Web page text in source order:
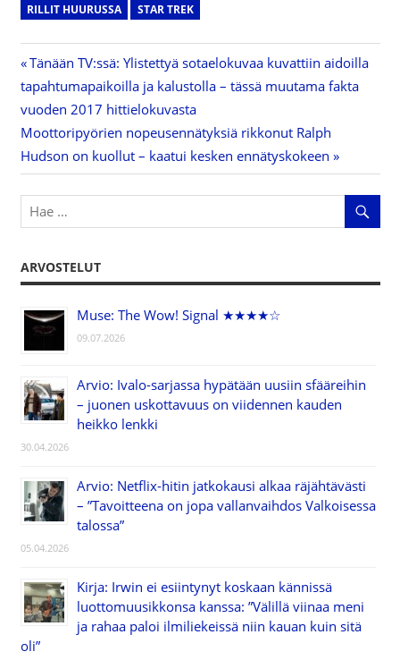
RILLIT HUURUSSA STAR TREK
Artikkelien
selaus
Previous
Post:
Tänään TV:ssä: Ylistettyä sotaelokuvaa kuvattiin aidoilla
tapahtumapaikoilla ja kalustolla – tässä muutama fakta
vuoden 2017 hittielokuvasta
Next
Post:
Moottoripyörien nopeusennätyksiä rikkonut Ralph
Hudson on kuollut – kaatui kesken ennätyskokeen
ARVOSTELUT
Muse: The Wow! Signal ★★★★☆
09.07.2026
Arvio: Ivalo-sarjassa hypätään uusiin sfääreihin
– juonen uskottavuus on viidennen kauden
heikko lenkki
30.04.2026
Arvio: Netflix-hitin jatkokausi alkaa räjähtävästi
– ”Tavoitteena on jopa vallanvaihdos Valkoisessa
talossa”
05.04.2026
Kirja: Irwin ei esiintynyt koskaan kännissä
luottomuusikkonsa kanssa: ”Välillä viinaa meni
ja rahaa paloi ilmiliekeissä niin kauan kuin sitä
oli”